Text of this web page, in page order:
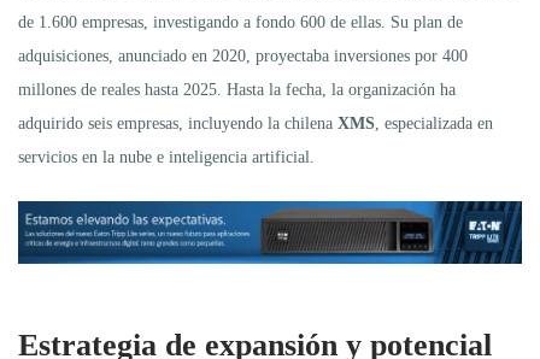
de 1.600 empresas, investigando a fondo 600 de ellas. Su plan de
adquisiciones, anunciado en 2020, proyectaba inversiones por 400
millones de reales hasta 2025. Hasta la fecha, la organización ha
adquirido seis empresas, incluyendo la chilena XMS , especializada en
servicios en la nube e inteligencia artificial.
Estrategia de expansión y potencial